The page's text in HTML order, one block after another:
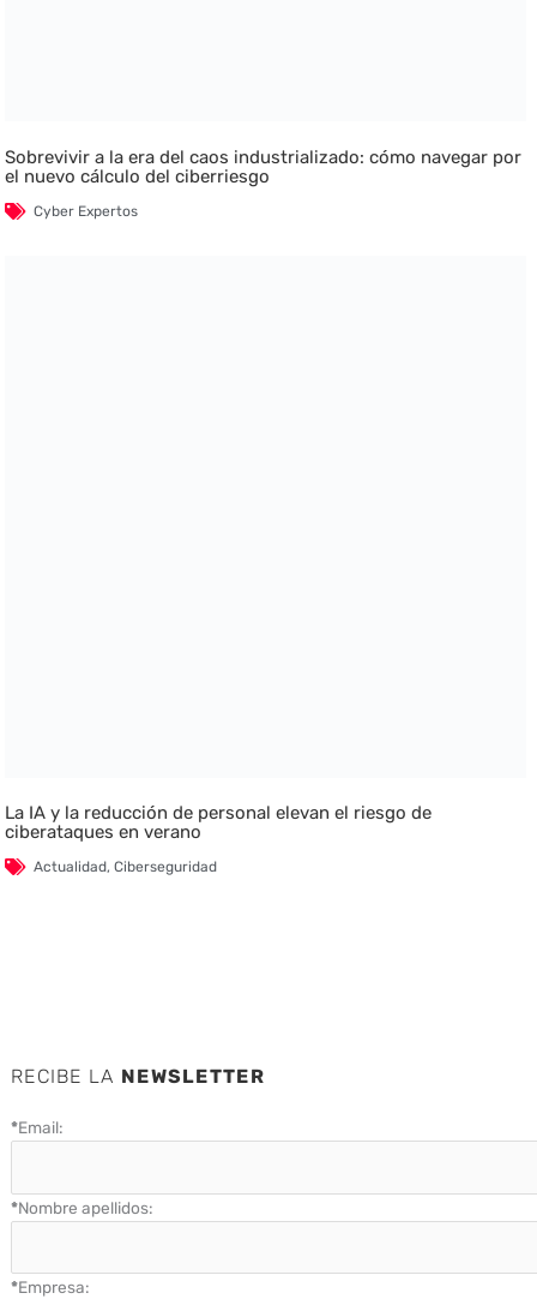
Sobrevivir a la era del caos industrializado: cómo navegar por
el nuevo cálculo del ciberriesgo
Cyber Expertos
La IA y la reducción de personal elevan el riesgo de
ciberataques en verano
Actualidad,Ciberseguridad
RECIBE LA NEWSLETTER
*Email:
*Nombre apellidos:
*Empresa: